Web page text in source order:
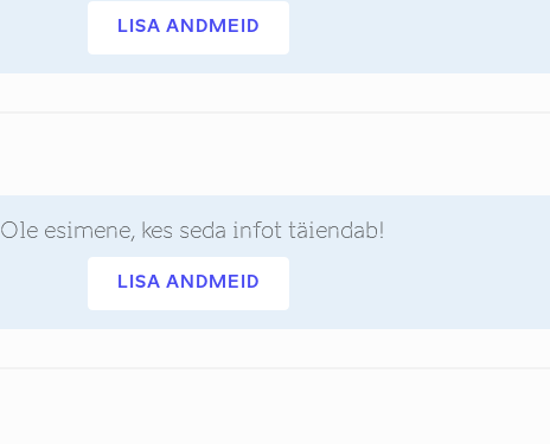
LISA ANDMEID
Ole esimene, kes seda infot täiendab!
LISA ANDMEID